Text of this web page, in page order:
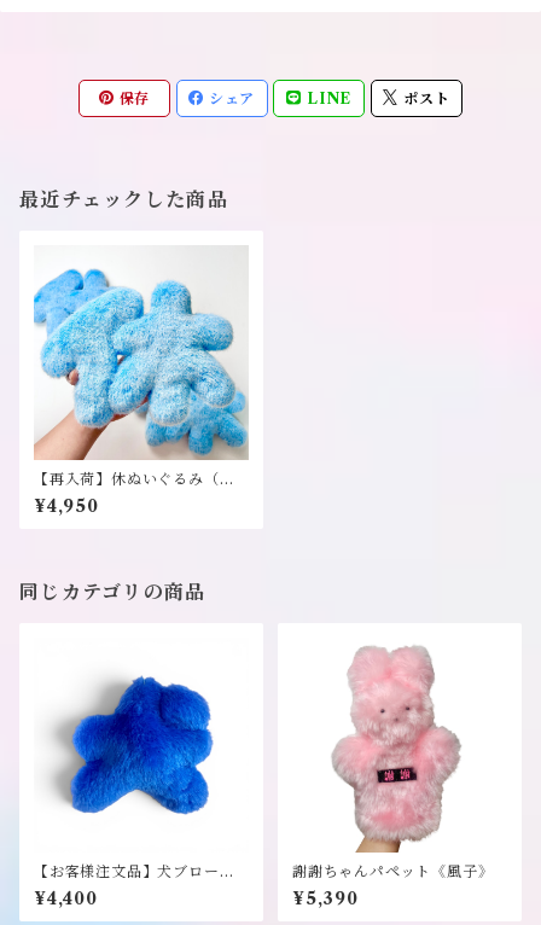
保存 シェア LINE ポスト
最近チェックした商品
【再入荷】休ぬいぐるみ（ブ
ルー）《風子》
¥4,950
同じカテゴリの商品
【お客様注文品】犬ブローチ/
ブルー《風子》
¥4,400
謝謝ちゃんパペット《風子》
¥5,390